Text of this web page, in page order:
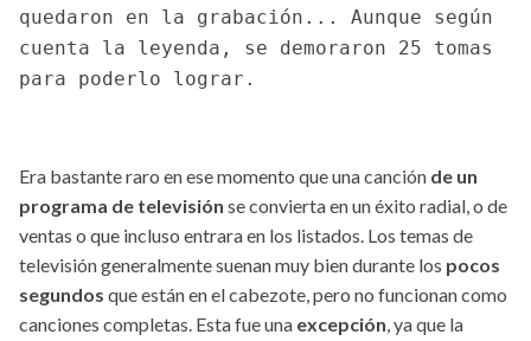
quedaron en la grabación... Aunque según
cuenta la leyenda, se demoraron 25 tomas
para poderlo lograr.
Era bastante raro en ese momento que una canción de un
programa de televisión se convierta en un éxito radial, o de
ventas o que incluso entrara en los listados. Los temas de
televisión generalmente suenan muy bien durante los pocos
segundos que están en el cabezote, pero no funcionan como
canciones completas. Esta fue una excepción, ya que la